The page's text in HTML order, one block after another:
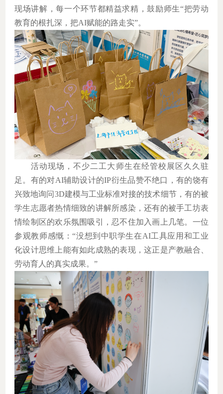
现场讲解，每一个环节都精益求精，鼓励师生“把劳动
教育的根扎深，把AI赋能的路走实”。
活动现场，不少二工大师生在经管校展区久久驻
足。有的对AI辅助设计的IP衍生品赞不绝口，有的饶有
兴致地询问3D建模与工业标准对接的技术细节，有的被
学生志愿者热情细致的讲解所感染，还有的被手工坊表
情绘制区的欢乐氛围吸引，忍不住加入画上几笔。一位
参观教师感慨：“没想到中职学生在AI工具应用和工业
化设计思维上能有如此成熟的表现，这正是产教融合、
劳动育人的真实成果。”